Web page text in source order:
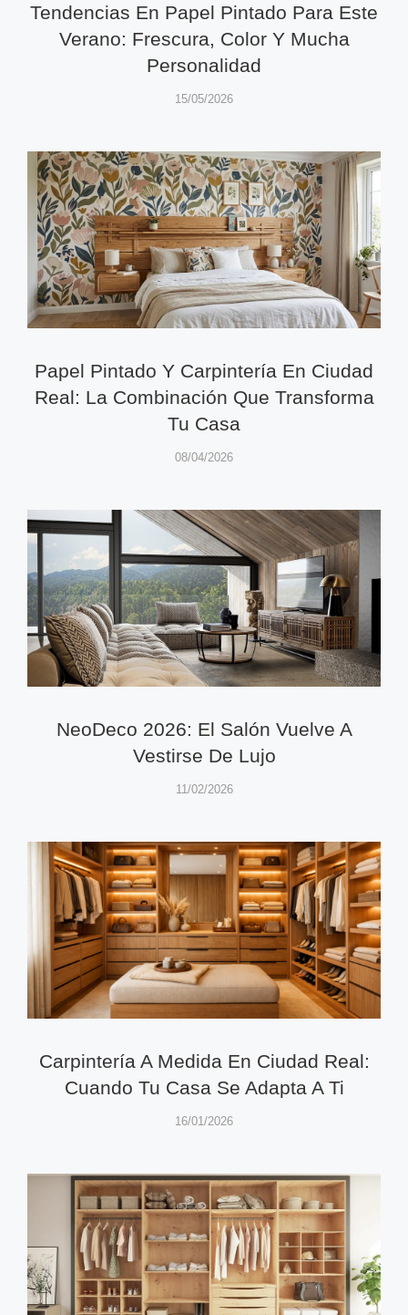
Tendencias En Papel Pintado Para Este
Verano: Frescura, Color Y Mucha
Personalidad
15/05/2026
Papel Pintado Y Carpintería En Ciudad
Real: La Combinación Que Transforma
Tu Casa
08/04/2026
NeoDeco 2026: El Salón Vuelve A
Vestirse De Lujo
11/02/2026
Carpintería A Medida En Ciudad Real:
Cuando Tu Casa Se Adapta A Ti
16/01/2026